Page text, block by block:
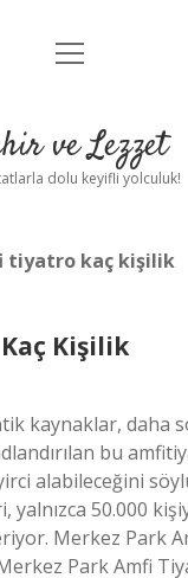
Anasayfa
Yasal Uyarı
menüyü
ve Lezzet
dolu keyifli yolculuk!
tiyatro kaç kişilik
Kişilik
kaynaklar, daha
bu
alabileceğini
50.000
Merkez Park
Park Amfi